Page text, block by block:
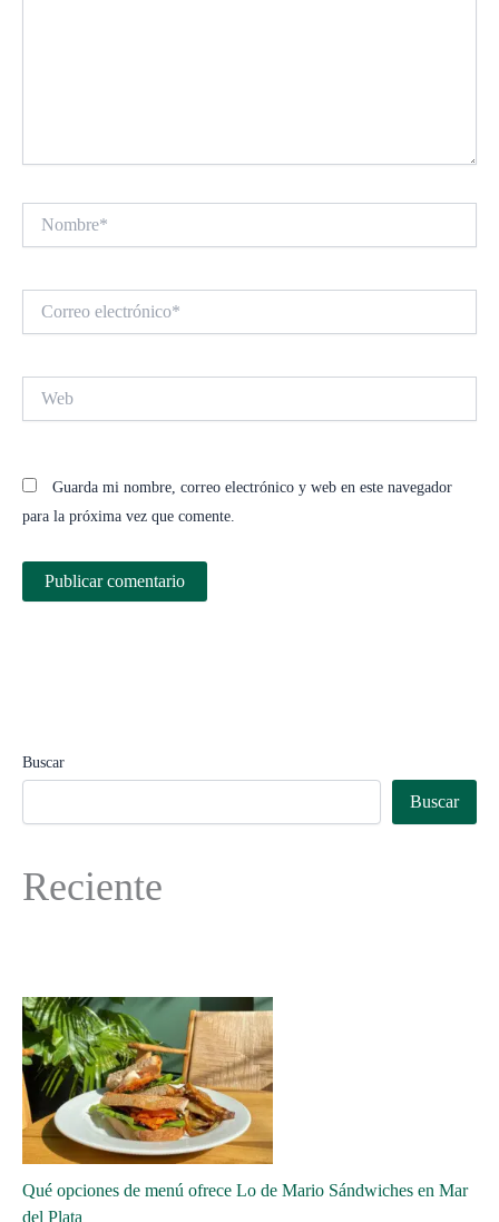
electrónico*
Guarda mi nombre, correo electrónico y web en este navegador
para la próxima vez que comente.
Buscar
Buscar
Reciente
Qué opciones de menú ofrece Lo de Mario Sándwiches en Mar
del Plata